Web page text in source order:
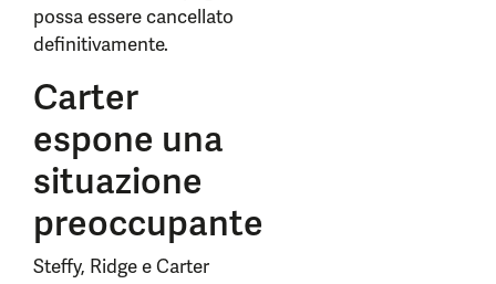
possa essere cancellato
definitivamente.
Carter
espone una
situazione
preoccupante
Steffy, Ridge e Carter